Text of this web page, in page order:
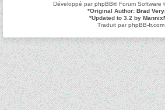
Développé parphpBB® Forum Software
*Original Author: Brad
*Updated to 3.2 by
Traduit parphpBB-fr.com